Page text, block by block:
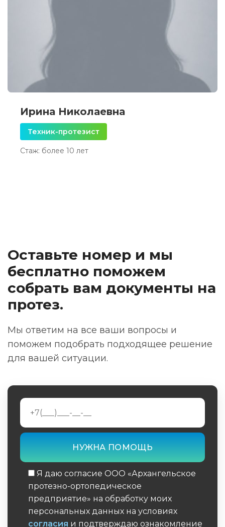
Ирина Николаевна
Техник-протезист
Стаж: более 10 лет
Оставьте номер и мы
бесплатно поможем
собрать вам документы на
протез.
Мы ответим на все ваши вопросы и
поможем подобрать подходящее решение
для вашей ситуации.
Я даю согласие ООО «Архангельское
протезно-ортопедическое
предприятие» на обработку моих
персональных данных на условиях
согласия и подтверждаю ознакомление